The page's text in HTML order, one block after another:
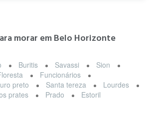
morar em Belo Horizonte
Buritis Savassi
Sion
Funcionários
preto Santa tereza
Lourdes
prates Prado Estoril